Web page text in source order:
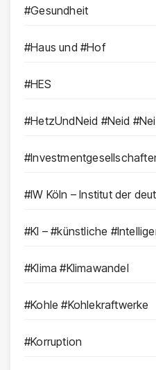
#Gesundheit
#Haus und #Hof
#HES
#HetzUndNeid #Neid
#IW Köln – Institut der
#KI – #künstliche
#Klima #Klimawandel
#Kohle #Kohlekraftwerke
#Korruption